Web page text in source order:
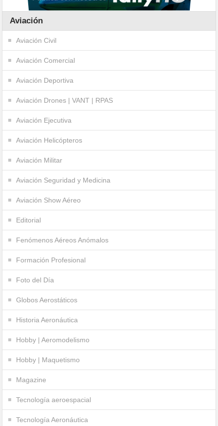
Aviación
Aviación Civil
Aviación Comercial
Aviación Deportiva
Aviación Drones | VANT | RPAS
Aviación Ejecutiva
Aviación Helicópteros
Aviación Militar
Aviación Seguridad y Medicina
Aviación Show Aéreo
Editorial
Fenómenos Aéreos Anómalos
Formación Profesional
Foto del Día
Globos Aerostáticos
Historia Aeronáutica
Hobby | Aeromodelismo
Hobby | Maquetismo
Magazine
Tecnología aeroespacial
Tecnología Aeronáutica